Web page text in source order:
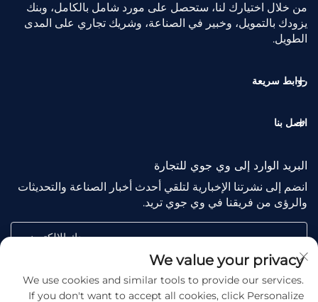
من خلال اختيارك لنا، ستحصل على مورد شامل بالكامل، وبنك
يزودك بالتمويل، وخبير في الصناعة، وشريك تجاري على المدى
الطويل.
روابط سريعة
اتصل بنا
البريد الوارد إلى وي جوي للتجارة
انضم إلى نشرتنا الإخبارية لتلقي أحدث أخبار الصناعة والتحديثات
والرؤى من فريقنا في وي جوي تريد.
بريدك الإلكتروني
Subscribe
We value your privacy
We use cookies and similar tools to provide our services.
If you don't want to accept all cookies, click Personalize